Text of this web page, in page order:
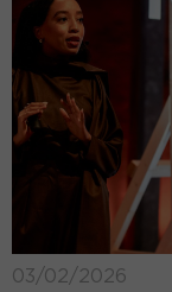
03/02/2026